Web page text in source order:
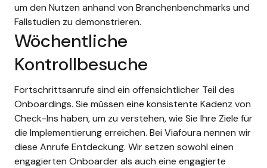
um den Nutzen anhand von Branchenbenchmarks und
Fallstudien zu demonstrieren.
Wöchentliche
Kontrollbesuche
Fortschrittsanrufe sind ein offensichtlicher Teil des
Onboardings. Sie müssen eine konsistente Kadenz von
Check-Ins haben, um zu verstehen, wie Sie Ihre Ziele für
die Implementierung erreichen. Bei Viafoura nennen wir
diese Anrufe Entdeckung. Wir setzen sowohl einen
engagierten Onboarder als auch eine engagierte